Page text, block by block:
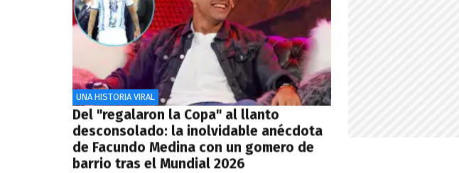
UNA HISTORIA VIRAL
Del "regalaron la Copa" al llanto
desconsolado: la inolvidable anécdota
de Facundo Medina con un gomero de
barrio tras el Mundial 2026